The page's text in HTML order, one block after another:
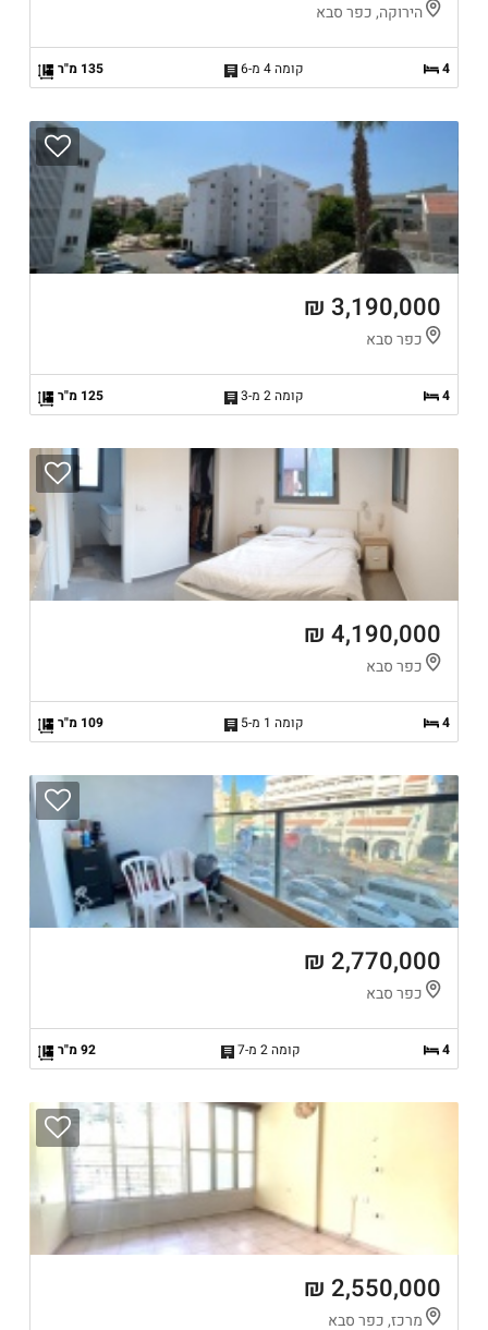
הירוקה, כפר סבא
4 קומה 4 מ-6 135 מ"ר
3,190,000 ₪
כפר סבא
4 קומה 2 מ-3 125 מ"ר
4,190,000 ₪
כפר סבא
4 קומה 1 מ-5 109 מ"ר
2,770,000 ₪
כפר סבא
4 קומה 2 מ-7 92 מ"ר
2,550,000 ₪
מרכז, כפר סבא